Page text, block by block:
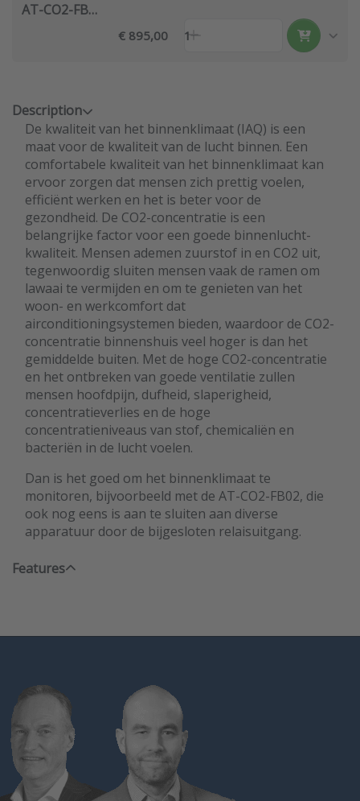
AT-CO2-FB02
€ 895,00 1
Description
De kwaliteit van het binnenklimaat (IAQ) is een
maat voor de kwaliteit van de lucht binnen. Een
comfortabele kwaliteit van het binnenklimaat kan
ervoor zorgen dat mensen zich prettig voelen,
efficiënt werken en het is beter voor de
gezondheid. De CO2-concentratie is een
belangrijke factor voor een goede binnenlucht-
kwaliteit. Mensen ademen zuurstof in en CO2 uit,
tegenwoordig sluiten mensen vaak de ramen om
lawaai te vermijden en om te genieten van het
woon- en werkcomfort dat
airconditioningsystemen bieden, waardoor de CO2-
concentratie binnenshuis veel hoger is dan het
gemiddelde buiten. Met de hoge CO2-concentratie
en het ontbreken van goede ventilatie zullen
mensen hoofdpijn, dufheid, slaperigheid,
concentratieverlies en de hoge
concentratieniveaus van stof, chemicaliën en
bacteriën in de lucht voelen.
Dan is het goed om het binnenklimaat te
monitoren, bijvoorbeeld met de AT-CO2-FB02, die
ook nog eens is aan te sluiten aan diverse
apparatuur door de bijgesloten relaisuitgang.
Features